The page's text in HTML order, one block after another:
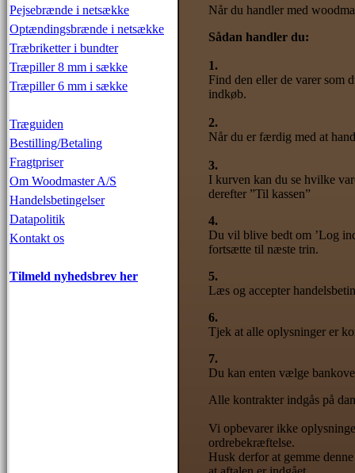
Pejsebrænde i netsække
Optændingsbrænde i netsække
Træbriketter i bundter
Træpiller 8 mm i sække
Træpiller 6 mm i sække
Træguiden
Bestilling/Betaling
Fragtpriser
Om Woodmaster A/S
Handelsbetingelser
Datapolitik
Kontakt os
Tilmeld nyhedsbrev her
Når du handler med
Sådan handler du:
1.
Find den eller de varer som
indkøb.
2.
Når du er færdig med at
3.
I kurven kan du se hvilke
derefter ”Til kassen”
4.
Du vil blive bedt om ’Log
fortsætte til næste trin.
5.
Læs og accepter
6.
Tjek at alle oplysninger er
7.
Du kan enten vælge
Alle kontrakter indgås på
Vi opbevarer ikke
ordrebekræftelse.
Husk derfor at gemme